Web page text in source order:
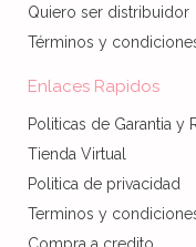
Quiero ser distribuidor
Términos y
Enlaces Rapidos
Politicas de Garantia y
Tienda Virtual
Politica de privacidad
Terminos y
Compra a credito